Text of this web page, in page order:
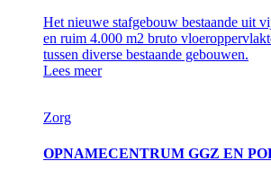
Het nieuwe stafgebouw bestaande uit
en ruim 4.000 m2 bruto
tussen diverse bestaande gebouwen.
Lees meer
Zorg
OPNAMECENTRUM GGZ EN